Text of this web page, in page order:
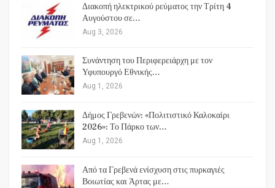
Διακοπή ηλεκτρικού ρεύματος την Τρίτη 4
Αυγούστου σε…
Aug 3, 2026
Συνάντηση του Περιφερειάρχη με τον
Υφυπουργό Εθνικής…
Aug 1, 2026
Δήμος Γρεβενών: «Πολιτιστικό Καλοκαίρι
2026»: Το Πάρκο των…
Aug 1, 2026
Από τα Γρεβενά ενίσχυση στις πυρκαγιές
Βοιωτίας και Άρτας με…